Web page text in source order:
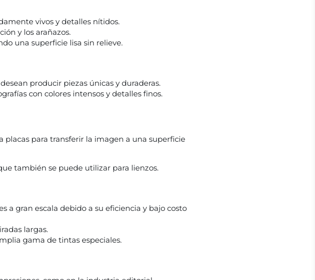
vivos y detalles nítidos.
y los arañazos.
una superficie lisa sin relieve.
producir piezas únicas y duraderas.
con colores intensos y detalles finos.
para transferir la imagen a una superficie
también se puede utilizar para lienzos.
a gran escala debido a su eficiencia y bajo costo
largas.
gama de tintas especiales.